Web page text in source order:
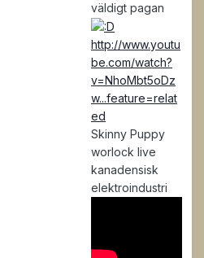
väldigt pagan
http://www.youtu
be.com/watch?
v=NhoMbt5oDz
w...feature=relat
ed
Skinny Puppy
worlock live
kanadensisk
elektroindustri